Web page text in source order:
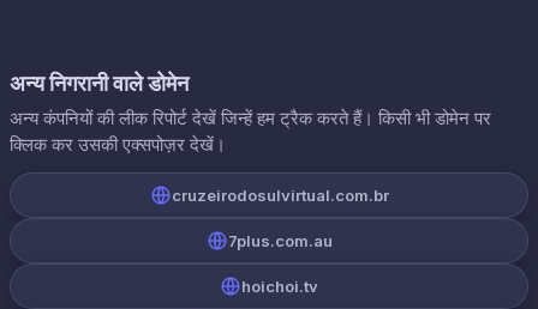
अन्य निगरानी वाले डोमेन
अन्य कंपनियों की लीक रिपोर्ट देखें जिन्हें हम ट्रैक करते हैं। किसी भी डोमेन पर
क्लिक कर उसकी एक्सपोज़र देखें।
cruzeirodosulvirtual.com.br
7plus.com.au
hoichoi.tv